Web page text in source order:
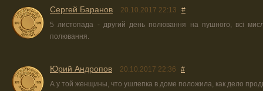
Сергей Баранов 20.10.2017 22:13
#
5 листопада - другий день полювання на пушного, всі
полювання.
Юрий Андропов 20.10.2017 22:36
#
А у той женщины, что ушлепка в доме положила, как дело